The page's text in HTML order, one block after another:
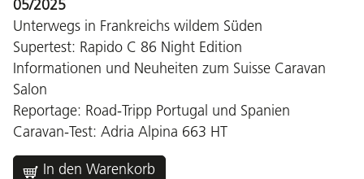
05/2025
Unterwegs in Frankreichs wildem Süden
Supertest: Rapido C 86 Night Edition
Informationen und Neuheiten zum Suisse Caravan
Salon
Reportage: Road-Tripp Portugal und Spanien
Caravan-Test: Adria Alpina 663 HT
In den Warenkorb